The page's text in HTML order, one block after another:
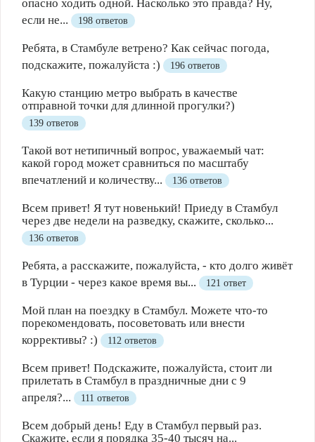
опасно ходить одной. Насколько это правда? Ну,
если не...
198 ответов
Ребята, в Стамбуле ветрено? Как сейчас погода,
подскажите, пожалуйста :)
196 ответов
Какую станцию метро выбрать в качестве
отправной точки для длинной прогулки?)
139 ответов
Такой вот нетипичный вопрос, уважаемый чат:
какой город может сравниться по масштабу
впечатлений и количеству...
136 ответов
Всем привет! Я тут новенький! Приеду в Стамбул
через две недели на разведку, скажите, сколько...
136 ответов
Ребята, а расскажите, пожалуйста, - кто долго живёт
в Турции - через какое время вы...
121 ответ
Мой план на поездку в Стамбул. Можете что-то
порекомендовать, посоветовать или внести
коррективы? :)
112 ответов
Всем привет! Подскажите, пожалуйста, стоит ли
прилетать в Стамбул в праздничные дни с 9
апреля?...
111 ответов
Всем добрый день! Еду в Стамбул первый раз.
Скажите, если я порядка 35-40 тысяч на...